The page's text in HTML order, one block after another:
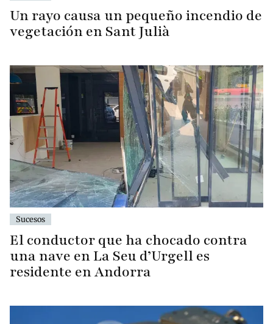
Un rayo causa un pequeño incendio de
vegetación en Sant Julià
Sucesos
El conductor que ha chocado contra
una nave en La Seu d’Urgell es
residente en Andorra